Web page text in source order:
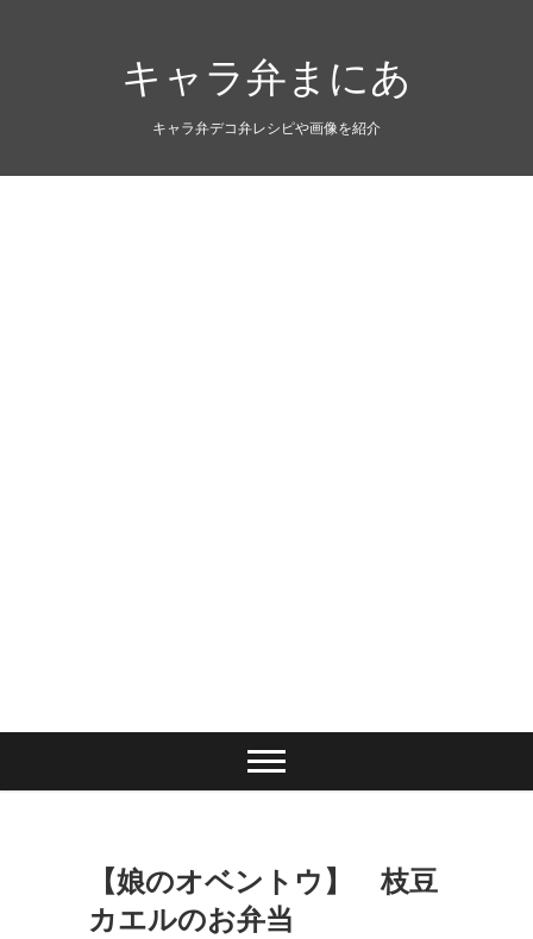
キャラ弁まにあ
キャラ弁デコ弁レシピや画像を紹介
【娘のオベントウ】 枝豆
カエルのお弁当